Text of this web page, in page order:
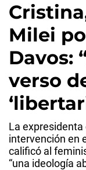
Milei
Davos:
verso
La
intervención en
calificó al
“una ideología